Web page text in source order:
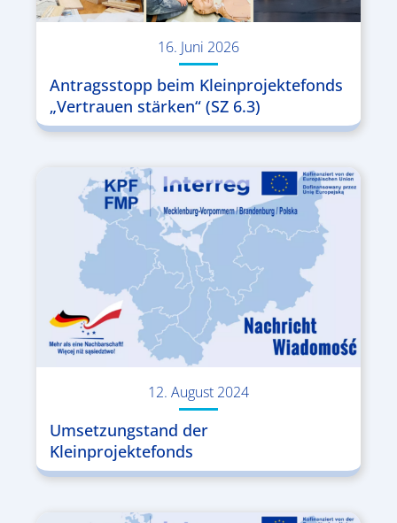
16. Juni 2026
Antragsstopp beim Kleinprojektefonds
„Vertrauen stärken“ (SZ 6.3)
12. August 2024
Umsetzungstand der
Kleinprojektefonds